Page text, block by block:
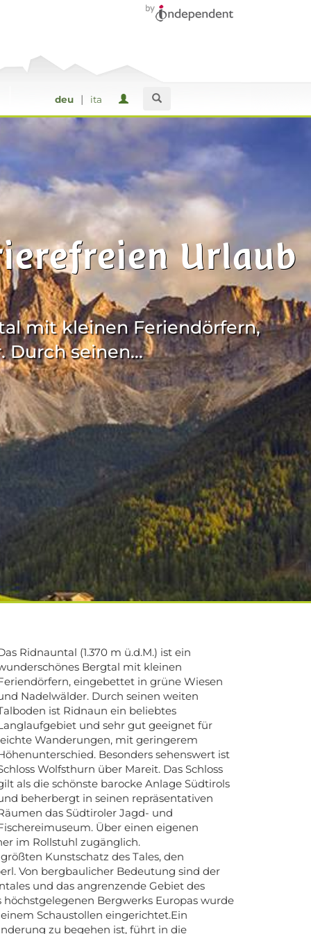
deu | ita
Urlaub
mit kleinen Feriendörfern,
seinen...
Ridnauntal (1.370 m ü.d.M.) ist ein
Bergtal mit kleinen
eingebettet in grüne Wiesen
Nadelwälder. Durch seinen weiten
ist Ridnaun ein beliebtes
und sehr gut geeignet für
Wanderungen, mit geringerem
Besonders sehenswert ist
Wolfsthurn über Mareit. Das Schloss
als die schönste barocke Anlage Südtirols
beherbergt in seinen repräsentativen
das Südtiroler Jagd- und
Über einen eigenen
im Rollstuhl zugänglich.
Kunstschatz des Tales, den
Von bergbaulicher Bedeutung sind der
und das angrenzende Gebiet des
Bergwerks Europas wurde
Schaustollen eingerichtet.Ein
zu begehen ist, führt in die